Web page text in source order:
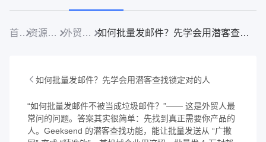
首页 资源中心 外贸资讯 如何批量发邮件？先学会用潜客查找锁定对的人
如何批量发邮件？先学会用潜客查找锁定对的人
“如何批量发邮件不被当成垃圾邮件？”—— 这是外贸人最
常问的问题。答案其实很简单：先找到真正需要你产品的
人。Geeksend 的潜客查找功能，能让批量发送从 “广撒